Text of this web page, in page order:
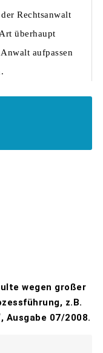
Rechtsanwalt
überhaupt
aufpassen
wegen großer
z.B.
Ausgabe 07/2008.